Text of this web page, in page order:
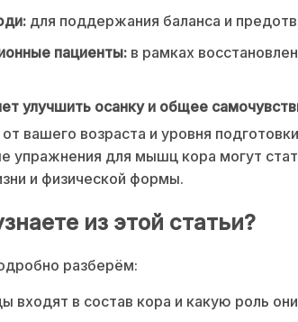
для поддержания баланса и
пациенты: в рамках
улучшить осанку и общее
вашего возраста и уровня
упражнения для мышц кора могут
и физической формы.
из этой статьи?
разберём:
входят в состав кора и какую роль